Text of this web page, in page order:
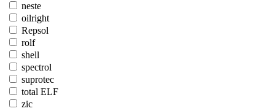
neste
oilright
Repsol
rolf
shell
spectrol
suprotec
total ELF
zic